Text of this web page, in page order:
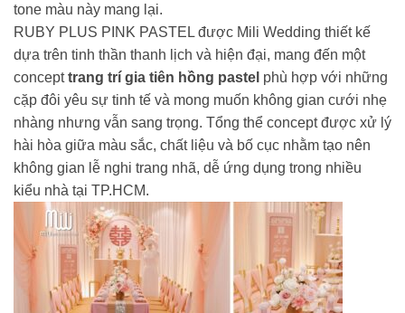
tone màu này mang lại.
RUBY PLUS PINK PASTEL được Mili Wedding thiết kế
dựa trên tinh thần thanh lịch và hiện đại, mang đến một
concepttrang trí gia tiên hồng pastel phù hợp với những
cặp đôi yêu sự tinh tế và mong muốn không gian cưới nhẹ
nhàng nhưng vẫn sang trọng. Tổng thể concept được xử lý
hài hòa giữa màu sắc, chất liệu và bố cục nhằm tạo nên
không gian lễ nghi trang nhã, dễ ứng dụng trong nhiều
kiểu nhà tại TP.HCM.